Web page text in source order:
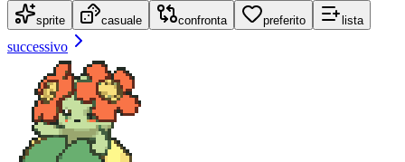
sprite casuale confronta preferito lista
successivo